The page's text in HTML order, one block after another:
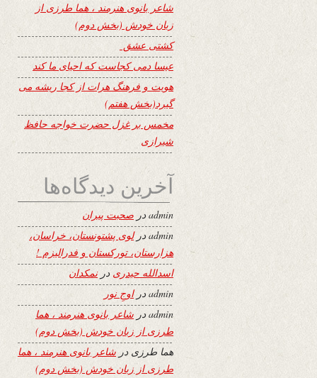
شاعر بانوی هنرمند ، هما طرزی از
زبان خودش (بخش دوم)
کشتی عشق
عیسا دمی کجاست که احیای ما کند
هویت و فرهنگ هرات از کجا ریشه می
گیرد(بخش هفتم)
مخمس بر غزل حضرت خواجه حافظ
شیرازی
آخرین دیدگاه‌ها
adminدر صحبت پیران
admin درلوی پشتونستان، خراسان،
هزارستان، تورکستان و فدرالیزم !
اسدالله حیدری درنمکدان
adminدراوجِ نور
adminدر شاعر بانوی هنرمند ، هما
طرزی از زبان خودش (بخش دوم)
هما طرزی در شاعر بانوی هنرمند ، هما
طرزی از زبان خودش (بخش دوم)